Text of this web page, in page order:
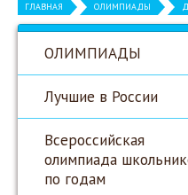
ГЛАВНАЯ ОЛИМПИАДЫ
ОЛИМПИАДЫ
Лучшие в России
Всероссийская
олимпиада
по годам